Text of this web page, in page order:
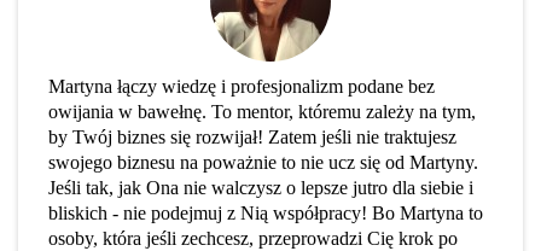
Martyna łączy wiedzę i profesjonalizm podane bez
owijania w bawełnę. To mentor, któremu zależy na tym,
by Twój biznes się rozwijał! Zatem jeśli nie traktujesz
swojego biznesu na poważnie to nie ucz się od Martyny.
Jeśli tak, jak Ona nie walczysz o lepsze jutro dla siebie i
bliskich - nie podejmuj z Nią współpracy! Bo Martyna to
osoby, która jeśli zechcesz, przeprowadzi Cię krok po